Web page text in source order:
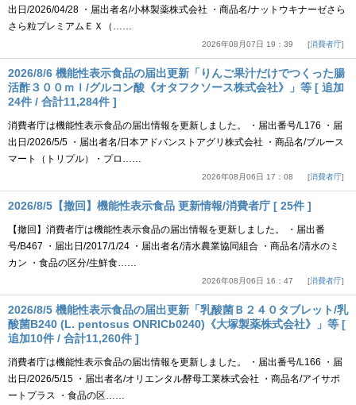
出日/2026/04/28 ・届出者名/小林製薬株式会社 ・商品名/ナットウキナーゼさら
さら粒プレミアムＥＸ（……
2026年08月07日 19：39 消費者庁
2026/8/6 機能性表示食品の届出更新「りんご果汁だけでつくった腸
活酢３００ｍｌ/グルコン酸《オタフクソース株式会社》」等 [ 追加
24件 / 合計11,284件 ]
消費者庁は機能性表示食品の届出情報を更新しました。 ・届出番号/L176 ・届
出日/2026/5/5 ・届出者名/日本アドバンストアグリ株式会社 ・商品名/ブルース
マート（トリプル）・プロ……
2026年08月06日 17：08 消費者庁
2026/8/5【撤回】機能性表示食品 更新情報/消費者庁 [ 25件 ]
【撤回】消費者庁は機能性表示食品の届出情報を更新しました。 ・届出番
号/B467 ・届出日/2017/1/24 ・届出者名/清水農業協同組合 ・商品名/清水のミ
カン ・食品の区分/生鮮食……
2026年08月06日 16：47 消費者庁
2026/8/5 機能性表示食品の届出更新「乳酸菌Ｂ２４０タブレット/乳
酸菌B240 (L. pentosus ONRICb0240)《大塚製薬株式会社》」等 [
追加10件 / 合計11,260件 ]
消費者庁は機能性表示食品の届出情報を更新しました。 ・届出番号/L166 ・届
出日/2026/5/15 ・届出者名/オリエンタル酵母工業株式会社 ・商品名/アイサポ
ートプラス ・食品の区……